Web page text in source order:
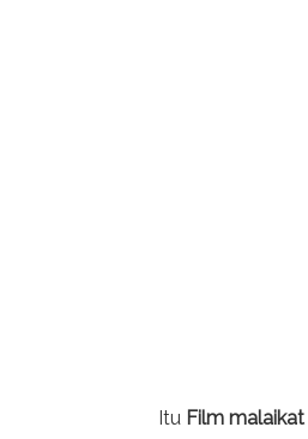
Itu Film malaikat